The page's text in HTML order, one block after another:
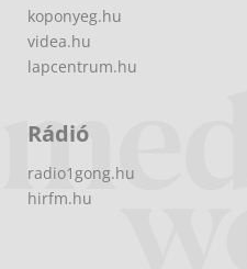
koponyeg.hu
videa.hu
lapcentrum.hu
Rádió
radio1gong.hu
hirfm.hu